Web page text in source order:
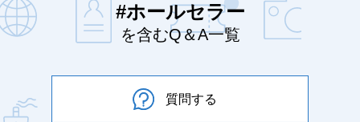
#ホールセラー
を含むQ＆A一覧
質問する